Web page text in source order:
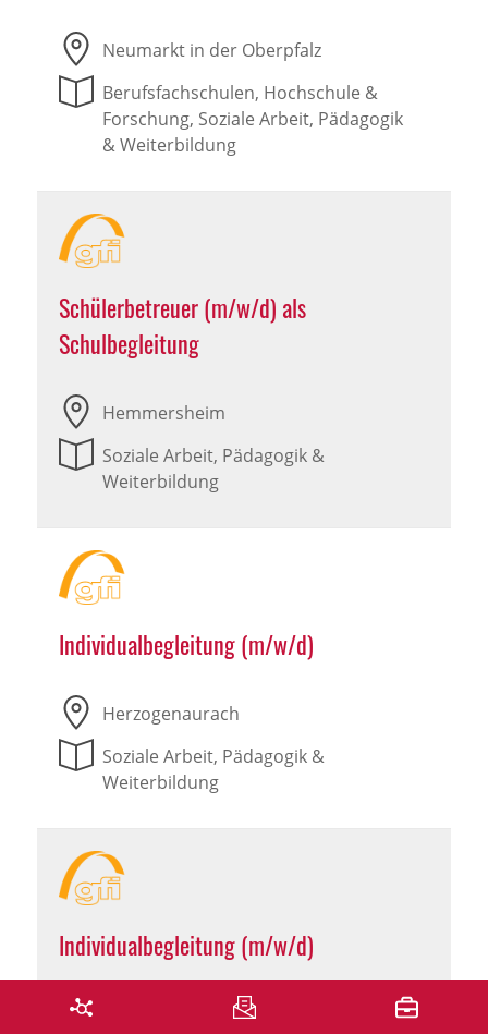
Neumarkt in der Oberpfalz
Berufsfachschulen, Hochschule &
Forschung, Soziale Arbeit, Pädagogik
& Weiterbildung
Schülerbetreuer (m/w/d) als
Schulbegleitung
Hemmersheim
Soziale Arbeit, Pädagogik &
Weiterbildung
Individualbegleitung (m/w/d)
Herzogenaurach
Soziale Arbeit, Pädagogik &
Weiterbildung
Individualbegleitung (m/w/d)